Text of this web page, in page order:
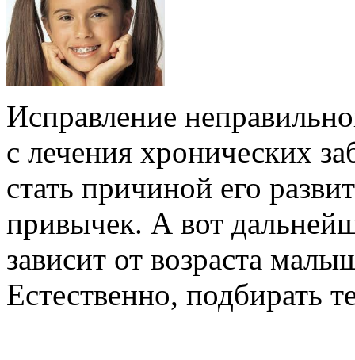
Исправление
с лечения хронических
стать причиной его
привычек. А вот
зависит от возраста
Естественно, подбирать